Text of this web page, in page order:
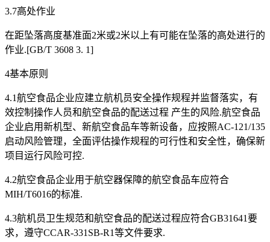
3.7高处作业
在距坠落高度基准面2米或2米以上有可能在坠落的高处进行的
作业.[GB/T 3608 3. 1]
4基本原则
4.1航空食品企业应建立航机员安全操作规程并监督落实，有
效控制操作人员和航空食品的配送过程 产生的风险.航空食品
企业启用新机型、新航空食品车等新设备，应按照AC-121/135
启动风险管理，全面评估操作规程的可行性和安全性，确保新
项目运行风险可控.
4.2航空食品企业用于航空器保障的航空食品车应符合
MIH/T6016的标准.
4.3航机员卫生规范和航空食品的配送过程应符合GB31641要
求，遵守CCAR-331SB-R1等文件要求.